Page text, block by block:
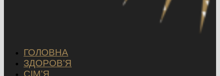
ГОЛОВНА
ЗДОРОВ’Я
СІМ’Я